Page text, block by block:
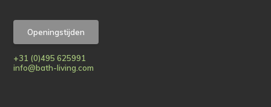
Openingstijden
+31 (0)495 625991
info@bath-living.com